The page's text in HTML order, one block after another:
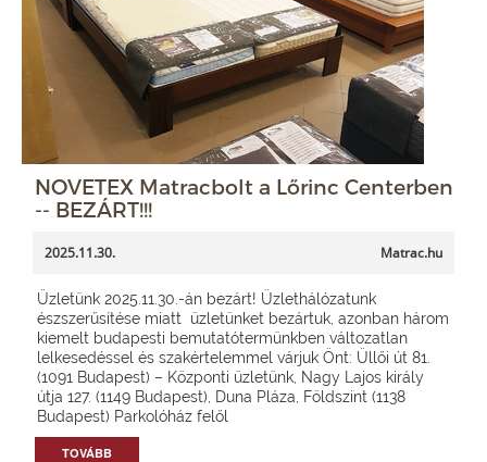
NOVETEX Matracbolt a Lőrinc Centerben
-- BEZÁRT!!!
2025.11.30. Matrac.hu
Üzletünk 2025.11.30.-án bezárt! Üzlethálózatunk
észszerűsítése miatt üzletünket bezártuk, azonban három
kiemelt budapesti bemutatótermünkben változatlan
lelkesedéssel és szakértelemmel várjuk Önt: Üllői út 81.
(1091 Budapest) – Központi üzletünk, Nagy Lajos király
útja 127. (1149 Budapest), Duna Pláza, Földszint (1138
Budapest) Parkolóház felől
TOVÁBB